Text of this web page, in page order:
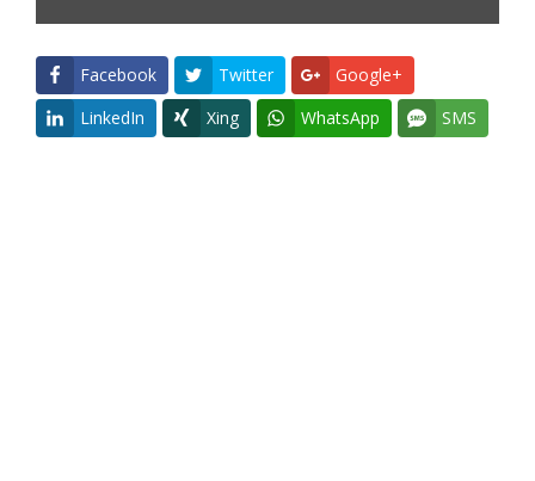
Facebook Twitter
Google+
LinkedIn
Xing WhatsApp SMS